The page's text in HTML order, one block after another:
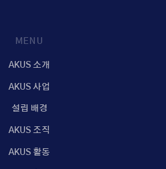
MENU
AKUS 소개
AKUS 사업
설립 배경
AKUS 조직
AKUS 활동